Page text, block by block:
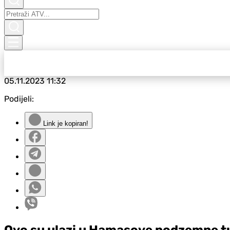
05.11.202311:32
Podijeli:
Link je kopiran!